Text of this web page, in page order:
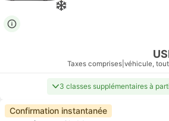
Taxes comprises véhicule,
3 classes supplémentaires à
Confirmation instantanée